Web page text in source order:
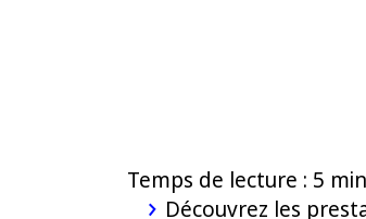
Temps de lecture : 5
Découvrez les